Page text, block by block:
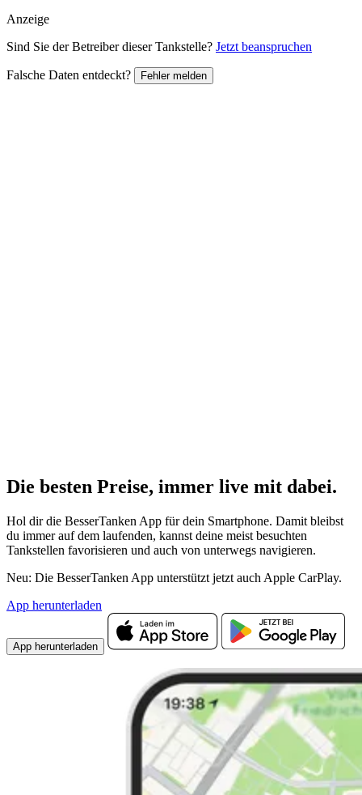
Anzeige
Sind Sie der Betreiber dieser Tankstelle? Jetzt beanspruchen
Falsche Daten entdeckt? Fehler melden
Die besten Preise, immer live mit dabei.
Hol dir die BesserTanken App für dein Smartphone. Damit bleibst
du immer auf dem laufenden, kannst deine meist besuchten
Tankstellen favorisieren und auch von unterwegs navigieren.
Neu: Die BesserTanken App unterstützt jetzt auch Apple CarPlay.
App herunterladen
App herunterladen